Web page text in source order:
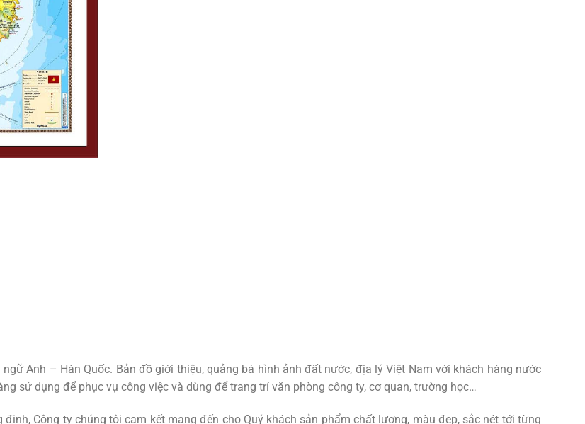
Anh – Hàn Quốc. Bản đồ giới thiệu, quảng bá hình ảnh đất nước, địa lý Việt Nam với khách hàng nước
sử dụng để phục vụ công việc và dùng để trang trí văn phòng công ty, cơ quan, trường học…
Công ty chúng tôi cam kết mang đến cho Quý khách sản phẩm chất lượng, màu đẹp, sắc nét tới từng